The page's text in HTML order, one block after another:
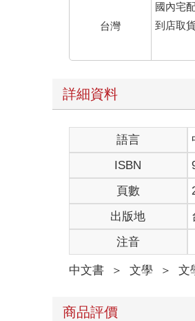
很難想像，這個在金朝疆
章，光耀詞史。
赫的宰執之臣，但守土為
辛氏世多賢，一姓古所
太史善箴闕，伊川知辭
誰歟立軍門？杖節來要
亦有救折檻，叩頭當殿
英風雜文武，公獨可肩
在這首詩裡，「太史善箴
衙」，說的則是三國時曹
辛棄疾的父親叫辛文郁，
之後可享受禮節上的待遇。
辛棄疾，字幼安，他的名
台灣
國內宅
到店取貨
詳細資料
語言
ISBN
頁數
出版地
注音
中文書 ＞ 文學 ＞ 文
商品評價